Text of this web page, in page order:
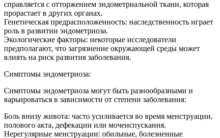
справляется с отторжением эндометриальной ткани, которая
прорастает в других органах.
Генетическая предрасположенность: наследственность играет
роль в развитии эндометриоза.
Экологические факторы: некоторые исследователи
предполагают, что загрязнение окружающей среды может
влиять на риск развития заболевания.
Симптомы эндометриоза:
Симптомы эндометриоза могут быть разнообразными и
варьироваться в зависимости от степени заболевания:
Боль внизу живота: часто усиливается во время менструации,
полового акта, дефекации или мочеиспускания.
Нерегулярные менструации: обильные, болезненные